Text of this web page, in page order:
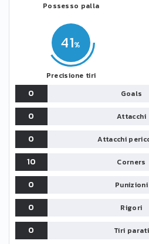
Possesso palla
41
Precisione tiri
0 Goals
0
Attacchi
0
Attacchi
10
Corners
0
Punizioni
0
Rigori
0
Tiri parati